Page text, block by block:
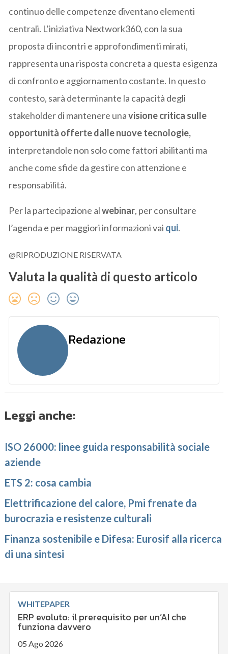
continuo delle competenze diventano elementi
centrali. L’iniziativa Nextwork360, con la sua
proposta di incontri e approfondimenti mirati,
rappresenta una risposta concreta a questa esigenza
di confronto e aggiornamento costante. In questo
contesto, sarà determinante la capacità degli
stakeholder di mantenere unavisione critica sulle
opportunità offerte dalle nuove tecnologie,
interpretandole non solo come fattori abilitanti ma
anche come sfide da gestire con attenzione e
responsabilità.
Per la partecipazione alwebinar, per consultare
l’agenda e per maggiori informazioni vai qui.
@RIPRODUZIONE RISERVATA
Valuta la qualità di questo articolo
Redazione
Leggi anche:
ISO 26000: linee guida responsabilità sociale
aziende
ETS 2: cosa cambia
Elettrificazione del calore, Pmi frenate da
burocrazia e resistenze culturali
Finanza sostenibile e Difesa: Eurosif alla ricerca
di una sintesi
WHITEPAPER
ERP evoluto: il prerequisito per un’AI che
funziona davvero
05 Ago 2026